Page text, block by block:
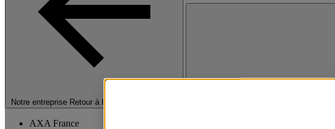
Notre entreprise Retour à la section précédente
AXA France